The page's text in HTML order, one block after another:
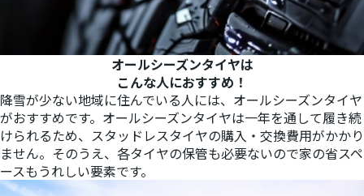
オールシーズンタイヤは
こんな人におすすめ！
降雪が少ない地域に住んでいる人には、オールシーズンタイヤ
がおすすめです。オールシーズンタイヤは一年を通して履き続
けられるため、スタッドレスタイヤの購入・交換費用がかかり
ません。そのうえ、各タイヤの保管も必要ないので家の省スペ
ースもうれしい要素です。